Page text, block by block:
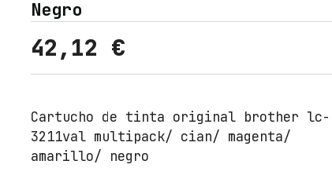
Negro
42,12 €
Cartucho de tinta original brother lc-
3211val multipack/ cian/ magenta/
amarillo/ negro